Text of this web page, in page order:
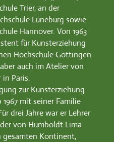
Trier, an der
Lüneburg sowie
Hannover. Von 1963
für Kunsterziehung
Hochschule Göttingen
auch im Atelier von
Paris.
zur Kunsterziehung
mit seiner Familie
drei Jahre war er Lehrer
von Humboldt Lima
gesamten Kontinent,